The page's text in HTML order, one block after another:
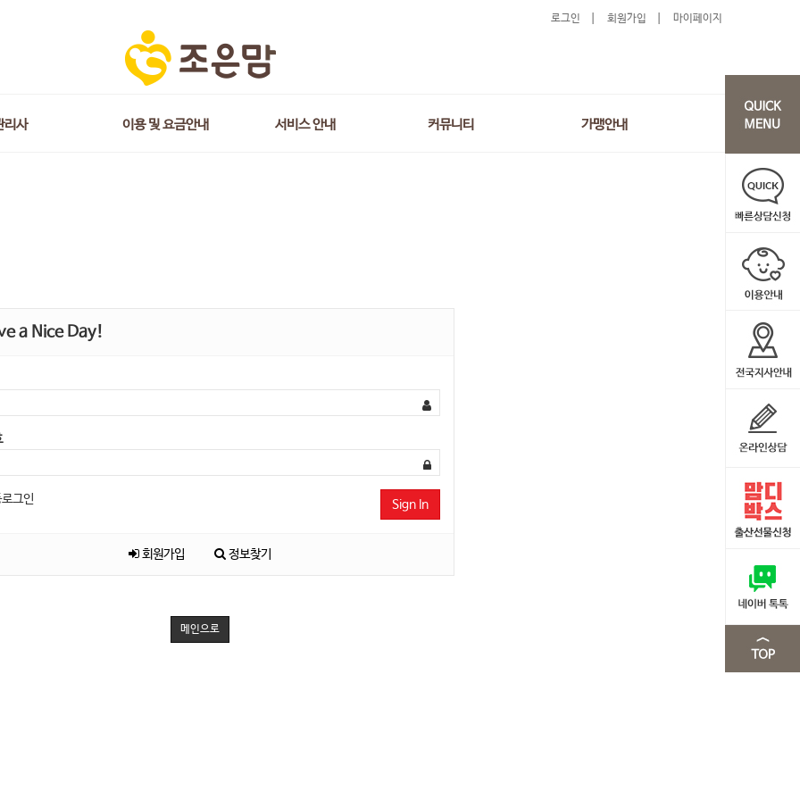
로그인 회원가입 마이페이지
리사 이용 및 요금안내 서비스 안내 커뮤니티 가맹안내
a Nice Day!
그인 Sign In
회원가입 정보찾기
메인으로